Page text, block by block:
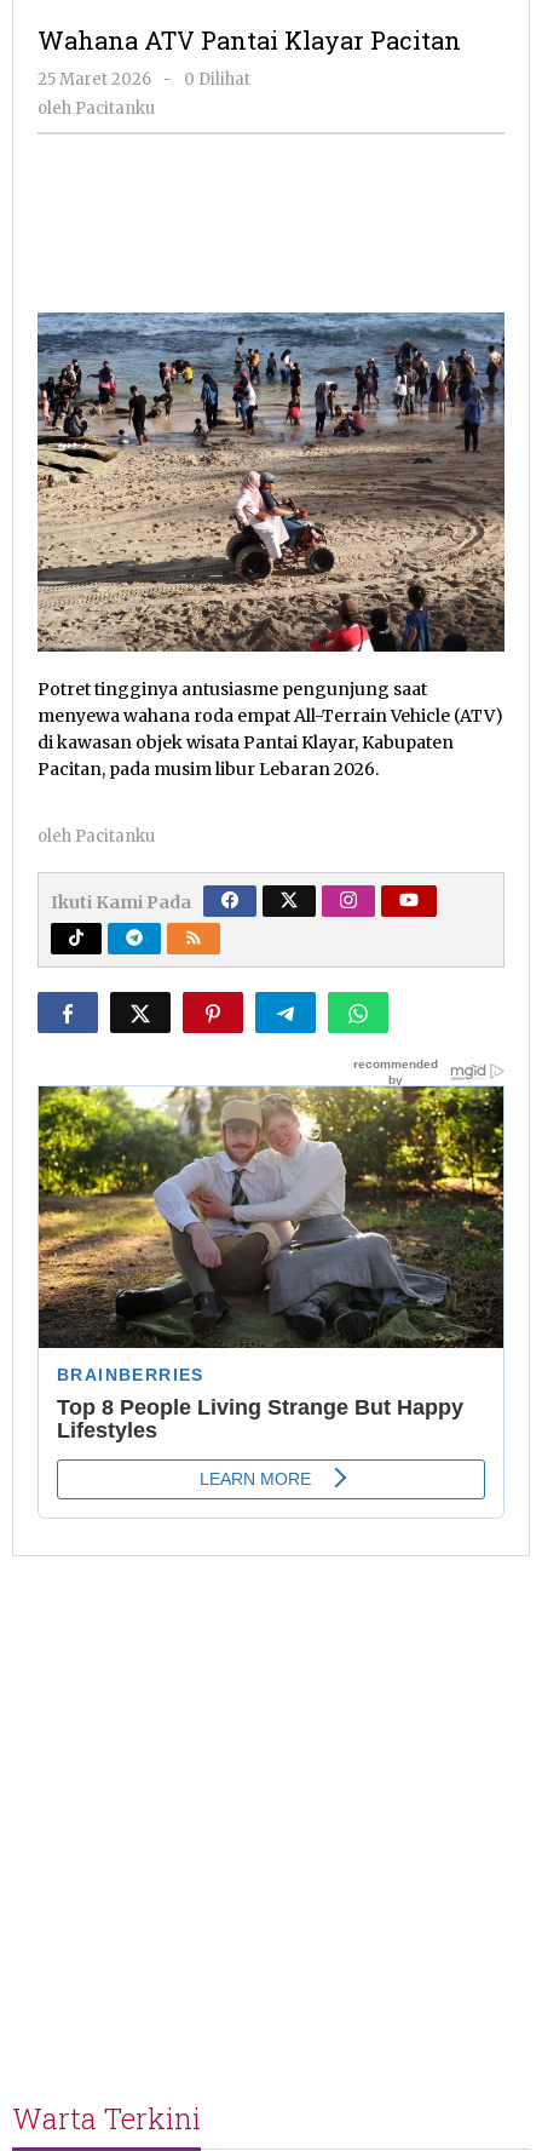
Klayar
Wahana ATV Pantai Klayar Pacitan
25 Maret 2026
oleh
-
0 Dilihat
oleh Pacitanku
Potret tingginya antusiasme pengunjung saat
menyewa wahana roda empat All-Terrain Vehicle (ATV)
di kawasan objek wisata Pantai Klayar, Kabupaten
Pacitan, pada musim libur Lebaran 2026.
oleh Pacitanku
Ikuti Kami Pada
Warta Terkini